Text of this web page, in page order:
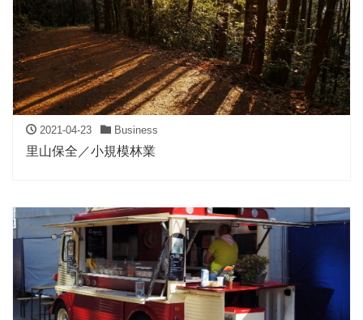
2021-04-23 Business
里山保全／小規模林業